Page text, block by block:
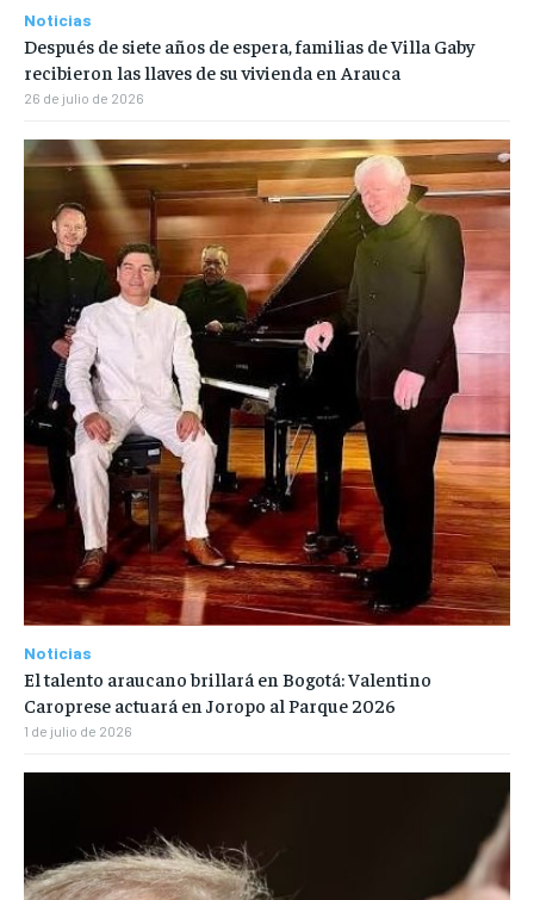
Noticias
Después de siete años de espera, familias de Villa Gaby
recibieron las llaves de su vivienda en Arauca
26 de julio de 2026
Noticias
El talento araucano brillará en Bogotá: Valentino
Caroprese actuará en Joropo al Parque 2026
1 de julio de 2026